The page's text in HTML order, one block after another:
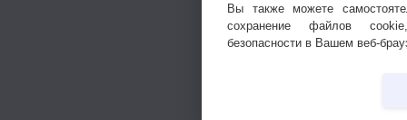
Вы также можете
сохранение файлов
безопасности в Вашем веб-